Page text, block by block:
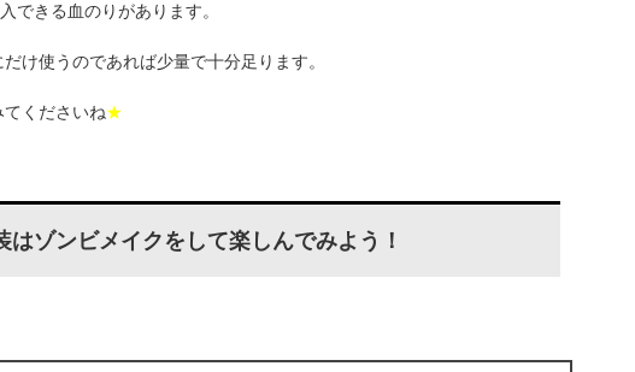
できる血のりがあります。
け使うのであれば少量で十分足ります。
てくださいね★
はゾンビメイクをして楽しんでみよう！